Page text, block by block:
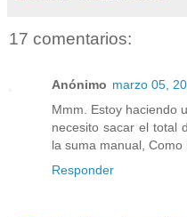
17 comentarios:
Anónimo marzo 05,
Mmm. Estoy haciendo
necesito sacar el total
la suma manual,
Responder